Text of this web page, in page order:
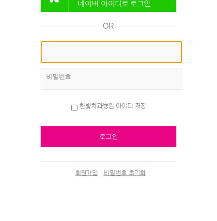
OR
비밀번호
한빛치과병원 아이디 저장
회원가입 비밀번호 초기화